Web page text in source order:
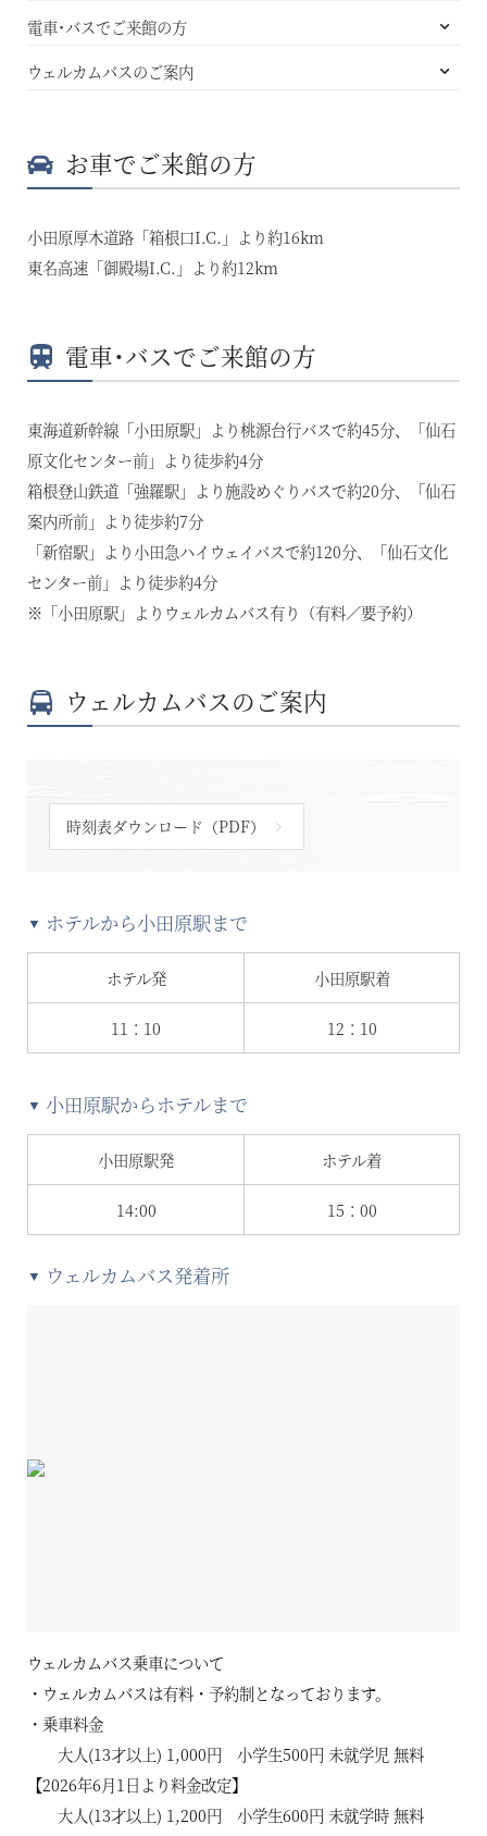
電車･バスでご来館の方
ウェルカムバスのご案内
お車でご来館の方
小田原厚木道路「箱根口I.C.」より約16km
東名高速「御殿場I.C.」より約12km
電車･バスでご来館の方
東海道新幹線「小田原駅」より桃源台行バスで約45分、「仙石
原文化センター前」より徒歩約4分
箱根登山鉄道「強羅駅」より施設めぐりバスで約20分、「仙石
案内所前」より徒歩約7分
「新宿駅」より小田急ハイウェイバスで約120分、「仙石文化
センター前」より徒歩約4分
※「小田原駅」よりウェルカムバス有り（有料／要予約）
ウェルカムバスのご案内
時刻表ダウンロード（PDF）
ホテルから小田原駅まで
ホテル発 小田原駅着
11：10 12：10
小田原駅からホテルまで
小田原駅発 ホテル着
14:00 15：00
ウェルカムバス発着所
ウェルカムバス乗車について
・ウェルカムバスは有料・予約制となっております。
・乗車料金
大人(13才以上) 1,000円 小学生500円 未就学児 無料
【2026年6月1日より料金改定】
大人(13才以上) 1,200円 小学生600円 未就学時 無料
空室状況のご確認はこちら